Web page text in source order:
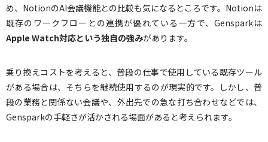
め、NotionのAI会議機能との比較も気になるところです。Notionは
既存のワークフローとの連携が優れている一方で、Gensparkは
Apple Watch対応という独自の強みがあります。
乗り換えコストを考えると、普段の仕事で使用している既存ツール
がある場合は、そちらを継続使用するのが現実的です。しかし、普
段の業務と関係ない会議や、外出先での急な打ち合わせなどでは、
Gensparkの手軽さが活かされる場面があると考えられます。